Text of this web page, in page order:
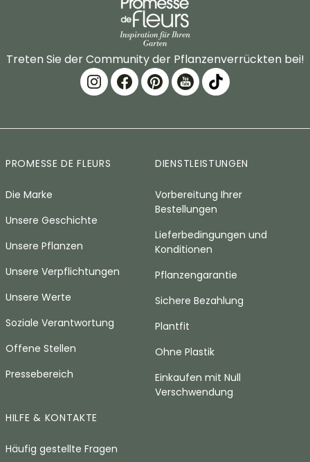
Treten Sie der Community der Pflanzenverrückten bei!
PROMESSE DE FLEURS
Die Marke
Unsere Geschichte
Unsere Pflanzen
Unsere Verpflichtungen
Unsere Werte
Soziale Verantwortung
Offene Stellen
Pressebereich
DIENSTLEISTUNGEN
Vorbereitung Ihrer
Bestellungen
Lieferbedingungen und
Konditionen
Pflanzengarantie
Sichere Bezahlung
Plantfit
Ohne Plastik
Einkaufen mit Null
Verschwendung
HILFE & KONTAKTE
Häufig gestellte Fragen